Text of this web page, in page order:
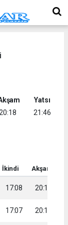
Yatsı
21:46
İkindi Akşam
17:08 20:18
17:07 20:17